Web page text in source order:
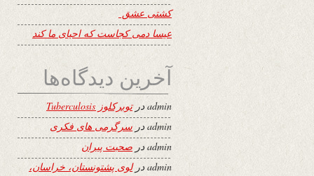
کشتی عشق
عیسا دمی کجاست که احیای ما کند
آخرین دیدگاه‌ها
adminدرتوبرکلوز Tuberculosis
admin در سرگرمی های فکری
admin در صحبت پیران
adminدرلوی پشتونستان، خراسان،